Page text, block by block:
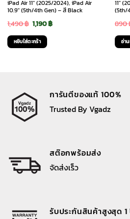
iPad Air 11″ (2025/2024), iPad Air
10.9″ (5th/4th Gen) – สี Black
1,490฿ Original
price
was:
1,190฿Current
หยิบใส่ตะกร้า
11″
(5th/
890
อ่า
การันตีของแท้ 100%
Trusted By Vgadz
สต๊อกพร้อมส่ง
จัดส่งเร็ว
รับประกันสินค้าสูงสุด 1